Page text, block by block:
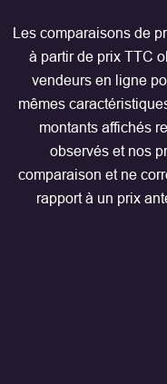
Les comparaisons de
à partir de prix TTC
vendeurs en ligne
mêmes
montants affichés
observés et nos
comparaison et ne
rapport à un prix